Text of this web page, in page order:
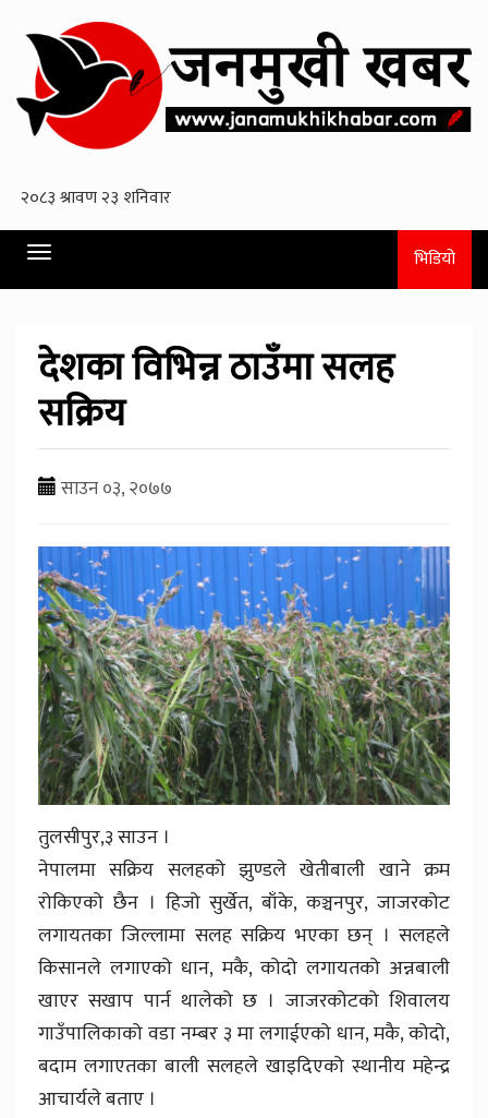
Toggle
navigation
भिडियो
देशका विभिन्न ठाउँमा सलह
सक्रिय
साउन ०३, २०७७
तुलसीपुर,३ साउन ।
नेपालमा सक्रिय सलहको झुण्डले खेतीबाली खाने क्रम
रोकिएको छैन । हिजो सुर्खेत, बाँके, कञ्चनपुर, जाजरकोट
लगायतका जिल्लामा सलह सक्रिय भएका छन् । सलहले
किसानले लगाएको धान, मकै, कोदो लगायतको अन्नबाली
खाएर सखाप पार्न थालेको छ । जाजरकोटको शिवालय
गाउँपालिकाको वडा नम्बर ३ मा लगाईएको धान, मकै, कोदो,
बदाम लगाएतका बाली सलहले खाइदिएको स्थानीय महेन्द्र
आचार्यले बताए ।